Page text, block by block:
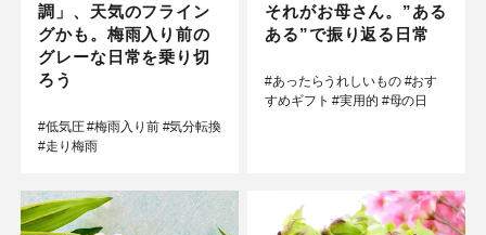
調」、天気のフライン
グかも。梅雨入り前の
グレーな日常を乗り切
ろう
#低気圧 #梅雨入り前 #気分転換
#走り梅雨
それがお母さん。”ある
ある”で振り返る日常
#あったらうれしいもの #おす
すめギフト #実用的 #母の日